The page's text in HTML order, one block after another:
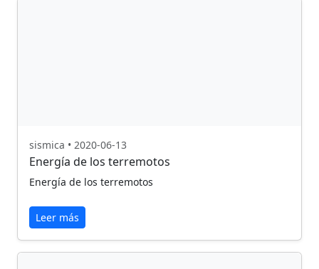
sismica • 2020-06-13
Energía de los terremotos
Energía de los terremotos
Leer más